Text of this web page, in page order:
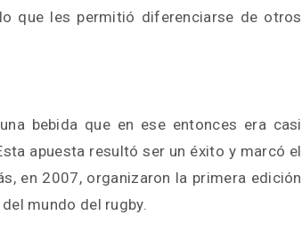
que les permitió diferenciarse de otros
bebida que en ese entonces era casi
apuesta resultó ser un éxito y marcó el
en 2007, organizaron la primera edición
mundo del rugby.